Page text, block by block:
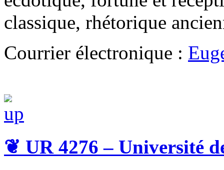
classique, rhétorique
Courrier électronique :
❦ UR 4276 – Université